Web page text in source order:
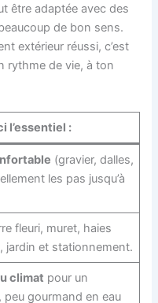
être adaptée avec des
de bon sens.
extérieur réussi, c’est
rythme de vie, à ton
l’essentiel :
(gravier, dalles,
les pas jusqu’à
fleuri, muret, haies
jardin et stationnement.
climat pour un
gourmand en eau